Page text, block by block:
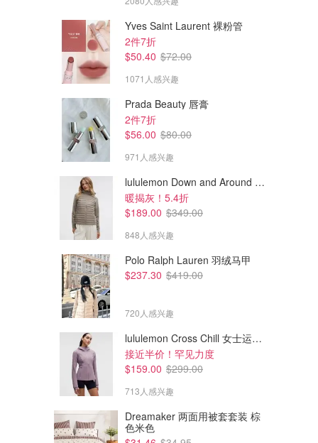
Yves Saint Laurent 裸粉管
2件7折
$50.40 $72.00
1071人感兴趣
Prada Beauty 唇膏
2件7折
$56.00 $80.00
971人感兴趣
lululemon Down and Around 羽绒夹克
暖揭灰！5.4折
$189.00 $349.00
848人感兴趣
Polo Ralph Lauren 羽绒马甲
$237.30 $419.00
720人感兴趣
lululemon Cross Chill 女士运动外套
接近半价！罕见力度
$159.00 $299.00
713人感兴趣
Dreamaker 两面用被套套装 棕
色米色